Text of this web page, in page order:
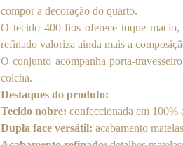
compor a decoração do quarto.
O tecido 400 fios oferece toque macio,
refinado valoriza ainda mais a
O conjunto acompanha porta-
colcha.
Destaques do produto:
Tecido nobre: confeccionada em 100%
Dupla face versátil: acabamento